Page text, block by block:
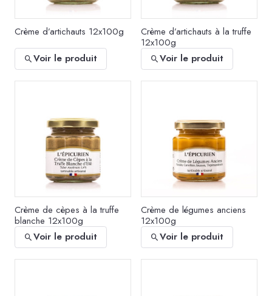
Crème d’artichauts 12x100g
Voir le produit
Crème d’artichauts à la truffe
12x100g
Voir le produit
Crème de cèpes à la truffe
blanche 12x100g
Voir le produit
Crème de légumes anciens
12x100g
Voir le produit